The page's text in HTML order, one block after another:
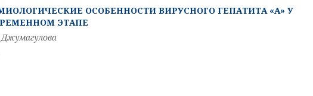
ОСОБЕННОСТИ ВИРУСНОГО ГЕПАТИТА «А» У
ЭТАПЕ